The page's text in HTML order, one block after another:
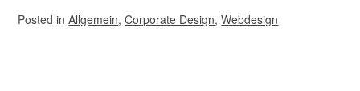
Posted inAllgemein,Corporate Design,Webdesign